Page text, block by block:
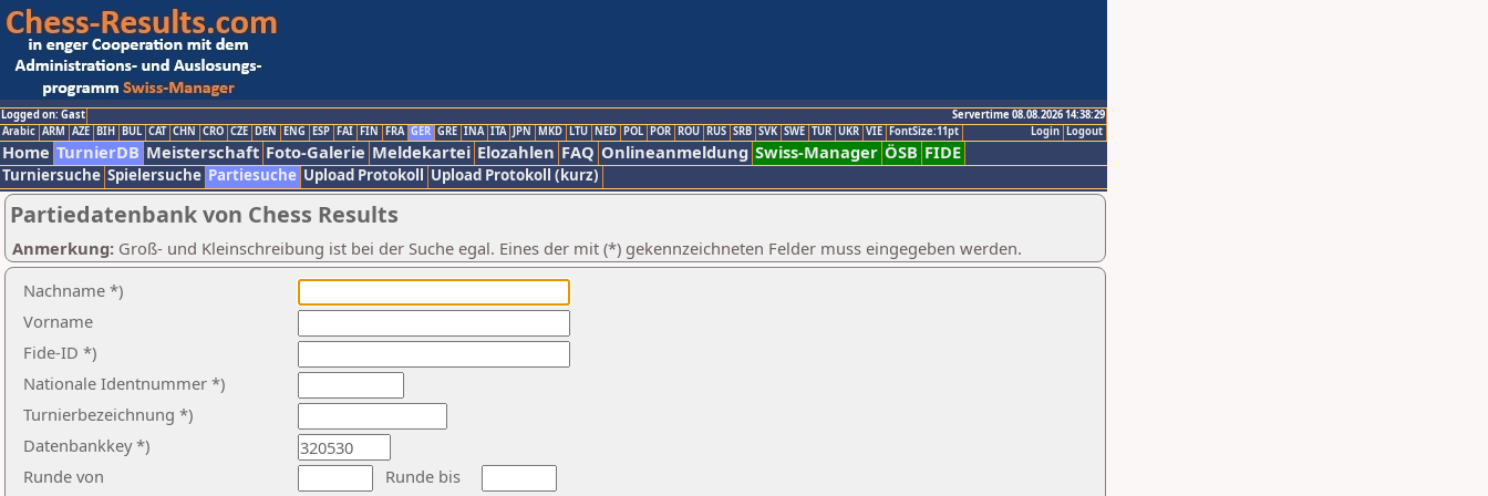
Logged on: Gast
Servertime 08.08.2026 14:38:29
Logout
Login
Arabic ARM AZE BIH BUL CAT CHN CRO CZE DEN ENG ESP FAI FIN FRA GER GRE INA ITA JPN MKD LTU NED POL POR ROU RUS SRB SVK SWE TUR UKR VIE FontSize:11pt
Home TurnierDB Meisterschaft Foto-Galerie Meldekartei Elozahlen FAQ Onlineanmeldung Swiss-Manager ÖSB FIDE
Turniersuche Spielersuche Partiesuche Upload Protokoll Upload Protokoll (kurz)
Partiedatenbank von Chess Results
Anmerkung: Groß- und Kleinschreibung ist bei der Suche egal. Eines der mit (*) gekennzeichneten Felder muss eingegeben werden.
Nachname *)
Vorname
Fide-ID *)
Nationale Identnummer *)
Turnierbezeichnung *)
Datenbankkey *)
Runde von
Runde bis